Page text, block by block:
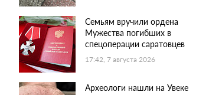
Семьям вручили ордена
Мужества погибших в
спецоперации саратовцев
17:42, 7 августа 2026
Археологи нашли на Увеке